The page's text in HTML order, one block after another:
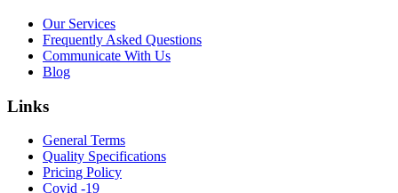
Our Services
Frequently Asked Questions
Communicate With Us
Blog
Links
General Terms
Quality Specifications
Pricing Policy
Covid -19